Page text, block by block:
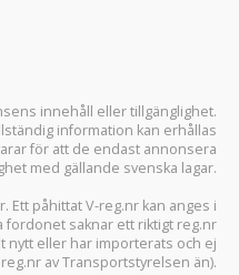
innehåll eller tillgänglighet.
information kan erhållas
för att de endast annonsera
med gällande svenska lagar.
Ett påhittat V-reg.nr kan anges i
fordonet saknar ett riktigt reg.nr
nytt eller har importerats och ej
av Transportstyrelsen än).